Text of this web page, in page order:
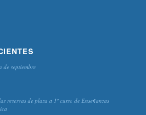
septiembre
reservas de plaza a 1º curso de Enseñanzas